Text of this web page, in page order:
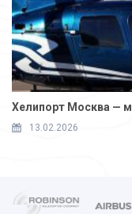
Хелипорт Москва —
13.02.2026